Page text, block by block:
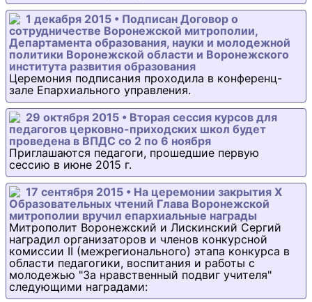
1 декабря 2015 • Подписан Договор о
сотрудничестве Воронежской митрополии,
Департамента образования, науки и молодежной
политики Воронежской области и Воронежского
института развития образования
Церемония подписания проходила в конференц-
зале Епархиального управления.
29 октября 2015 • Вторая сессия курсов для
педагогов церковно-приходских школ будет
проведена в ВПДС со 2 по 6 ноября
Приглашаются педагоги, прошедшие первую
сессию в июне 2015 г.
17 сентября 2015 • На церемонии закрытия Х
Образовательных чтений Глава Воронежской
митрополии вручил епархиальные награды
Митрополит Воронежский и Лискинский Сергий
наградил организаторов и членов конкурсной
комиссии II (межрегионального) этапа конкурса в
области педагогики, воспитания и работы с
молодежью "За нравственный подвиг учителя"
следующими наградами: